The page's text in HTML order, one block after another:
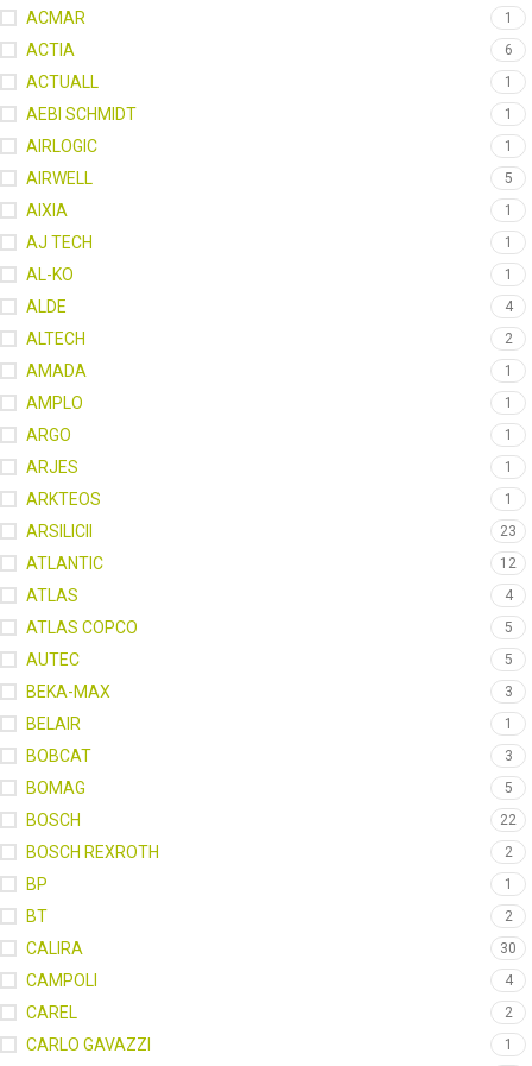
ACMAR 1
ACTIA 6
ACTUALL 1
AEBI SCHMIDT 1
AIRLOGIC 1
AIRWELL 5
AIXIA 1
AJ TECH 1
AL-KO 1
ALDE 4
ALTECH 2
AMADA 1
AMPLO 1
ARGO 1
ARJES 1
ARKTEOS 1
ARSILICII 23
ATLANTIC 12
ATLAS 4
ATLAS COPCO 5
AUTEC 5
BEKA-MAX 3
BELAIR 1
BOBCAT 3
BOMAG 5
BOSCH 22
BOSCH REXROTH 2
BP 1
BT 2
CALIRA 30
CAMPOLI 4
CAREL 2
CARLO GAVAZZI 1